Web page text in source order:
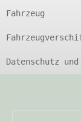
Fahrzeug
Datenschutz und